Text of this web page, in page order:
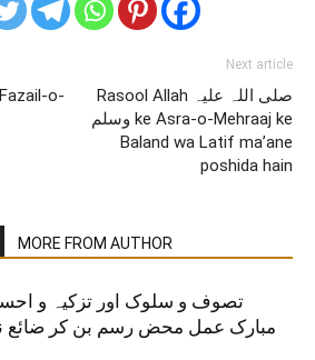
o-
Next article
Rasool Allah صلی اللہ علیہ
وسلم ke Asra-o-Mehraaj ke
Baland wa Latif ma’ane
poshida hain
MORE FROM AUTHOR
تصوف و سلوک اور تزکیہ و
مبارک عمل محض رسم بن کر ضائع